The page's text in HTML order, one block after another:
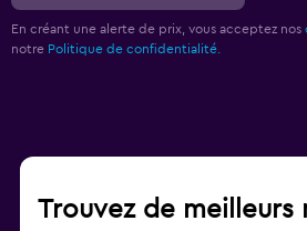
En créant une alerte de prix, vous acceptez nos
notre Politique de confidentialité.
Trouvez de meilleurs